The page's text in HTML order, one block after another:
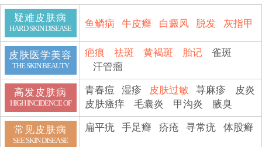
疑难皮肤病
HARD SKIN DISEASE 鱼鳞病 牛皮癣 白癜风 脱发 灰指甲
皮肤医学美容
THE SKIN BEAUTY
疤痕 祛斑 黄褐斑 胎记
雀斑
汗管瘤
高发皮肤病
HIGH INCIDENCE OF
青春痘 湿疹 皮肤过敏 荨麻疹
皮炎
皮肤瘙痒
毛囊炎 甲沟炎 腋臭
常见皮肤病
SEE SKIN DISEASE
扁平疣 手足癣 疥疮 寻常疣 体股癣